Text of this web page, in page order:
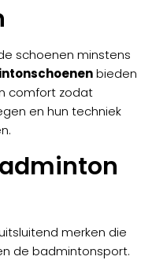
schoenen minstens
bieden
comfort zodat
en hun techniek
merken die
de badmintonsport.